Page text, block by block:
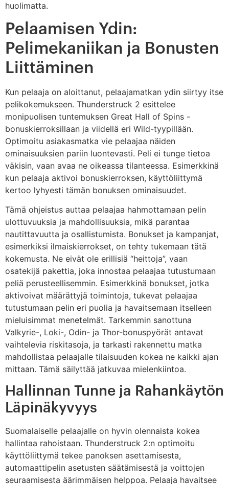
huolimatta.
Pelaamisen Ydin:
Pelimekaniikan ja Bonusten
Liittäminen
Kun pelaaja on aloittanut, pelaajamatkan ydin siirtyy itse
pelikokemukseen. Thunderstruck 2 esittelee
monipuolisen tuntemuksen Great Hall of Spins -
bonuskierroksillaan ja viidellä eri Wild-tyypillään.
Optimoitu asiakasmatka vie pelaajaa näiden
ominaisuuksien pariin luontevasti. Peli ei tunge tietoa
väkisin, vaan avaa ne oikeassa tilanteessa. Esimerkkinä
kun pelaaja aktivoi bonuskierroksen, käyttöliittymä
kertoo lyhyesti tämän bonuksen ominaisuudet.
Tämä ohjeistus auttaa pelaajaa hahmottamaan pelin
ulottuvuuksia ja mahdollisuuksia, mikä parantaa
nautittavuutta ja osallistumista. Bonukset ja kampanjat,
esimerkiksi ilmaiskierrokset, on tehty tukemaan tätä
kokemusta. Ne eivät ole erillisiä “heittoja”, vaan
osatekijä pakettia, joka innostaa pelaajaa tutustumaan
peliä perusteellisemmin. Esimerkkinä bonukset, jotka
aktivoivat määrättyjä toimintoja, tukevat pelaajaa
tutustumaan pelin eri puolia ja havaitsemaan itselleen
mieluisimmat menetelmät. Tarkemmin sanottuna
Valkyrie-, Loki-, Odin- ja Thor-bonuspyörät antavat
vaihtelevia riskitasoja, ja tarkasti rakennettu matka
mahdollistaa pelaajalle tilaisuuden kokea ne kaikki ajan
mittaan. Tämä säilyttää jatkuvaa mielenkiintoa.
Hallinnan Tunne ja Rahankäytön
Läpinäkyvyys
Suomalaiselle pelaajalle on hyvin olennaista kokea
hallintaa rahoistaan. Thunderstruck 2:n optimoitu
käyttöliittymä tekee panoksen asettamisesta,
automaattipelin asetusten säätämisestä ja voittojen
seuraamisesta äärimmäisen helppoa. Pelaaja havaitsee